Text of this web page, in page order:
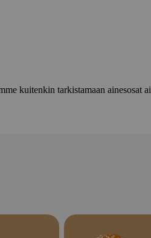
kuitenkin tarkistamaan ainesosat